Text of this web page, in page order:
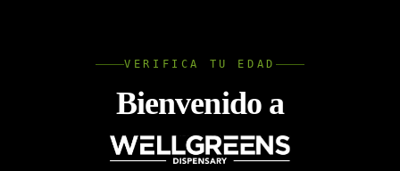
VERIFICA TU EDAD
Bienvenido a